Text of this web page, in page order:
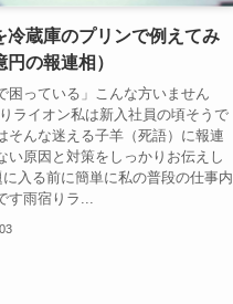
冷蔵庫のプリンで例えてみ
円の報連相）
困っている」こんな方いません
ライオン私は新入社員の頃そうで
そんな迷える子羊（死語）に報連
い原因と対策をしっかりお伝えし
入る前に簡単に私の普段の仕事内
す雨宿りラ...